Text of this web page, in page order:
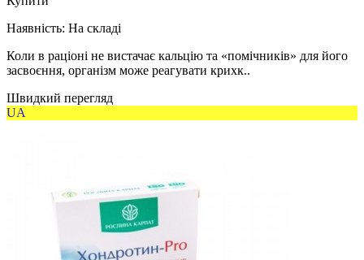
Наявність: На складі
Коли в раціоні не вистачає кальцію та «помічників» для його
засвоєння, організм може реагувати крихк..
Швидкий перегляд
UA